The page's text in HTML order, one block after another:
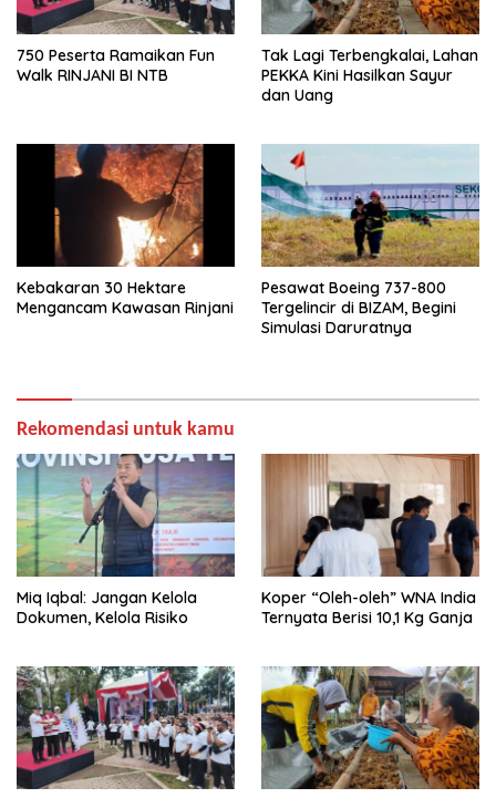
750 Peserta Ramaikan Fun
Walk RINJANI BI NTB
Tak Lagi Terbengkalai, Lahan
PEKKA Kini Hasilkan Sayur
dan Uang
Kebakaran 30 Hektare
Mengancam Kawasan Rinjani
Pesawat Boeing 737-800
Tergelincir di BIZAM, Begini
Simulasi Daruratnya
Rekomendasi untuk kamu
Miq Iqbal: Jangan Kelola
Dokumen, Kelola Risiko
Koper “Oleh-oleh” WNA India
Ternyata Berisi 10,1 Kg Ganja